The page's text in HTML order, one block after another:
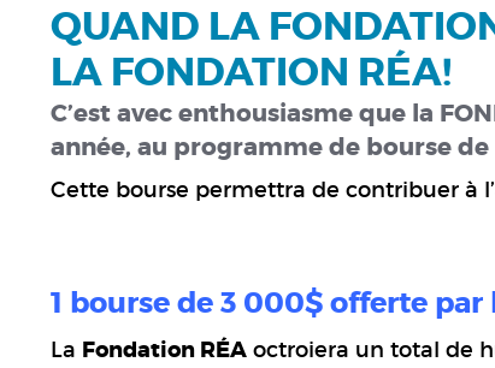
QUAND LA
LA FONDATION RÉA!
C’est avec enthousiasme que la
année, au programme de bourse de
Cette bourse permettra de contribuer à
1 bourse de 3 000$ offerte
La Fondation RÉA octroiera un total de